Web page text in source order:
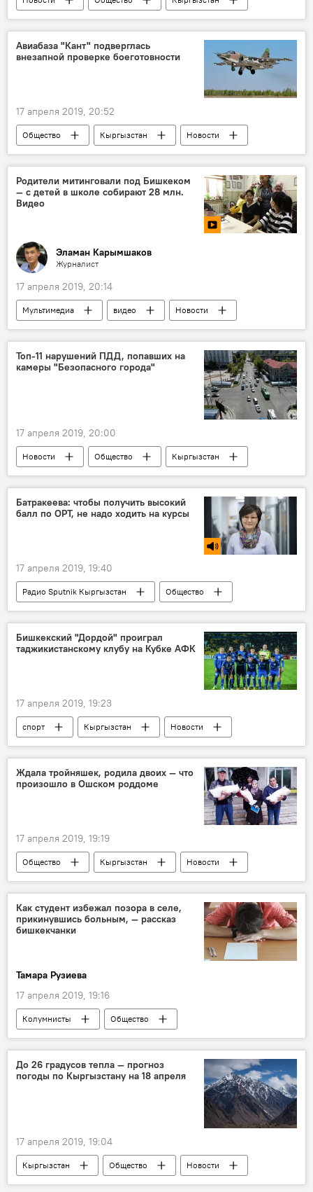
события
неделя
обзор
реакция
Ого! Все события, которые удивили кыргызстанцев
Авиабаза "Кант" подверглась
внезапной проверке боеготовности
17 апреля 2019, 20:52
Общество Кыргызстан
Новости
Авиабаза ОДКБ "Кант"
боеготовность
проверка
Россия
Родители митинговали под Бишкеком
— с детей в школе собирают 28 млн.
Видео
Эламан Карымшаков
Журналист
17 апреля 2019, 20:14
Мультимедиа видео
Новости
Общество
Кыргызстан
село Новопавловка
лицей
родители
директор скандал
Топ-11 нарушений ПДД, попавших на
камеры "Безопасного города"
17 апреля 2019, 20:00
Новости Общество
Кыргызстан
экономика
Проект ГЧП "Безопасный город"
Безопасный город
ПДД
нарушение
водитель
Батракеева: чтобы получить высокий
балл по ОРТ, не надо ходить на курсы
17 апреля 2019, 19:40
Радио Sputnik Кыргызстан
Общество
Кыргызстан
образование
ОРТ
университеты
вузы
Бишкекский "Дордой" проиграл
таджикистанскому клубу на Кубке АФК
17 апреля 2019, 19:23
спорт Кыргызстан
Новости
Таджикистан
клуб кубок АФК
Ждала тройняшек, родила двоих — что
произошло в Ошском роддоме
17 апреля 2019, 19:19
Общество Кыргызстан
Новости
Ош
роддом
тройня
близнецы
скандал
Как студент избежал позора в селе,
прикинувшись больным, — рассказ
бишкекчанки
Тамара Рузиева
17 апреля 2019, 19:16
Колумнисты
Общество
Кыргызстан
студенты
вузы
болезнь
До 26 градусов тепла — прогноз
погоды по Кыргызстану на 18 апреля
17 апреля 2019, 19:04
Кыргызстан Общество
Новости
прогноз погоды
погода в Кыргызстане